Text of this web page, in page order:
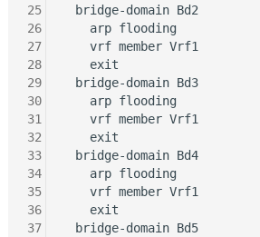
25
26
27
28
29
30
31
32
33
34
35
36
37
  bridge-domain Bd2
    arp flooding
    vrf member Vrf1
    exit
  bridge-domain Bd3
    arp flooding
    vrf member Vrf1
    exit
  bridge-domain Bd4
    arp flooding
    vrf member Vrf1
    exit
  bridge-domain Bd5